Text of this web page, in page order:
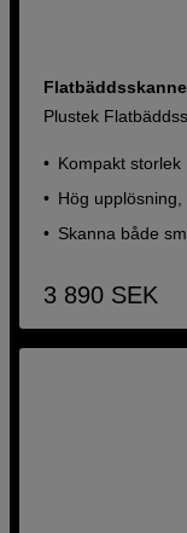
Plustek
Kompakt storlek
Hög
Skanna både
3 890 SEK